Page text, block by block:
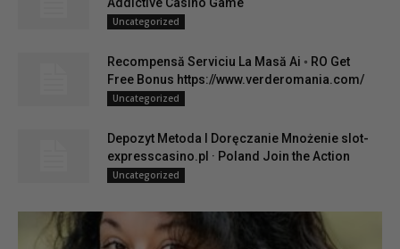
Addictive Casino Game
Uncategorized
Recompensă Serviciu La Masă Ai ◦ RO Get
Free Bonus https://www.verderomania.com/
Uncategorized
Depozyt Metoda I Doręczanie Mnożenie slot-
expresscasino.pl · Poland Join the Action
Uncategorized